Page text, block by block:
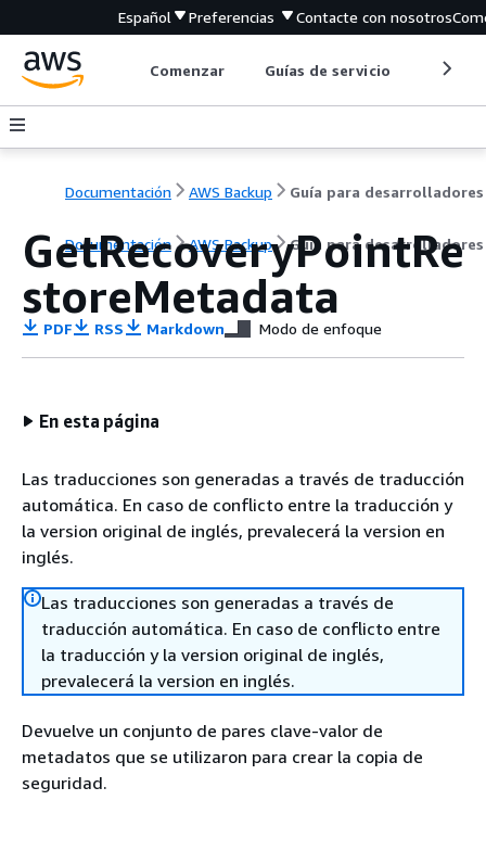
Español Preferencias Contacte con nosotros
Comenzar Guías de servicio
Documentación AWS Backup Guía para desarrolladores
Documentación AWS Backup Guía para desarrolladores
GetRecoveryPointRe
storeMetadata
PDF RSS Markdown Modo de enfoque
En esta página
Las traducciones son generadas a través de traducción
automática. En caso de conflicto entre la traducción y
la version original de inglés, prevalecerá la version en
inglés.
Las traducciones son generadas a través de
traducción automática. En caso de conflicto entre
la traducción y la version original de inglés,
prevalecerá la version en inglés.
Devuelve un conjunto de pares clave-valor de
metadatos que se utilizaron para crear la copia de
seguridad.